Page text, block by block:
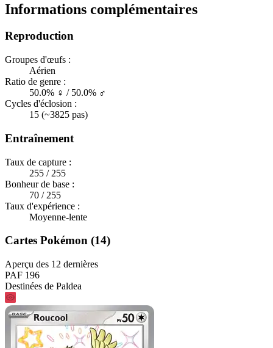
Informations complémentaires
Reproduction
Groupes d'œufs :
Aérien
Ratio de genre :
50.0% ♀ / 50.0% ♂
Cycles d'éclosion :
15 (~3825 pas)
Entraînement
Taux de capture :
255 / 255
Bonheur de base :
70 / 255
Taux d'expérience :
Moyenne-lente
Cartes Pokémon (14)
Aperçu des 12 dernières
PAF 196
Destinées de Paldea